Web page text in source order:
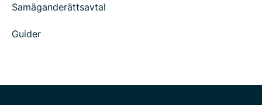
Samäganderättsavtal
Guider